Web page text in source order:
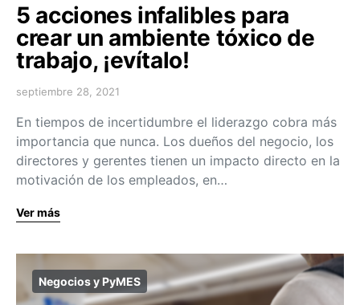
5 acciones infalibles para
crear un ambiente tóxico de
trabajo, ¡evítalo!
septiembre 28, 2021
En tiempos de incertidumbre el liderazgo cobra más
importancia que nunca. Los dueños del negocio, los
directores y gerentes tienen un impacto directo en la
motivación de los empleados, en…
Ver más
Negocios y PyMES